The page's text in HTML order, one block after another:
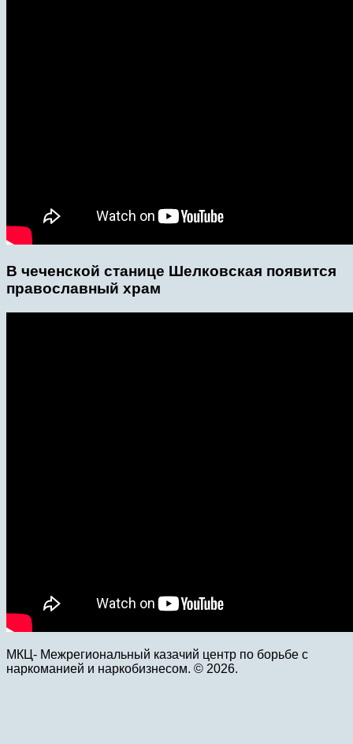
В чеченской станице Шелковская появится
православный храм
МКЦ- Межрегиональный казачий центр по борьбе с
наркоманией и наркобизнесом. © 2026.